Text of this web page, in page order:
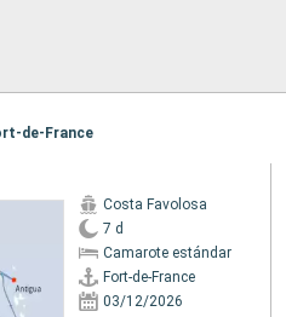
de-France
Costa Favolosa
7 d
Camarote estándar
Fort-de-France
03/12/2026